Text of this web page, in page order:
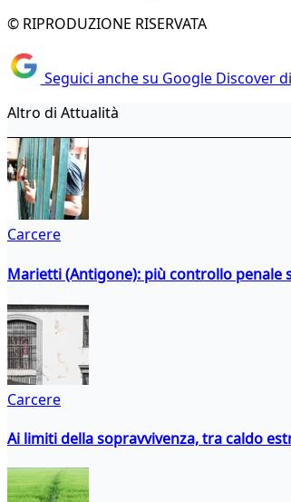
© RIPRODUZIONE RISERVATA
Seguici anche su Google Discover
Altro di Attualità
Carcere
Marietti (Antigone): più controllo penale
Carcere
Ai limiti della sopravvivenza, tra caldo